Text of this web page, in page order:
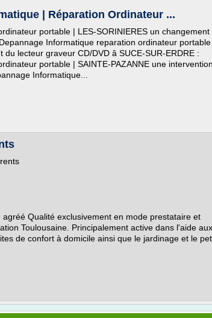
| Réparation Ordinateur ...
portable | LES-SORINIERES un changement
Informatique reparation ordinateur portable
du lecteur graveur CD/DVD â SUCE-SUR-ERDRE :
portable | SAINTE-PAZANNE une intervention
Informatique...
Qualité exclusivement en mode prestataire et
Toulousaine. Principalement active dans l'aide aux
de confort à domicile ainsi que le jardinage et le